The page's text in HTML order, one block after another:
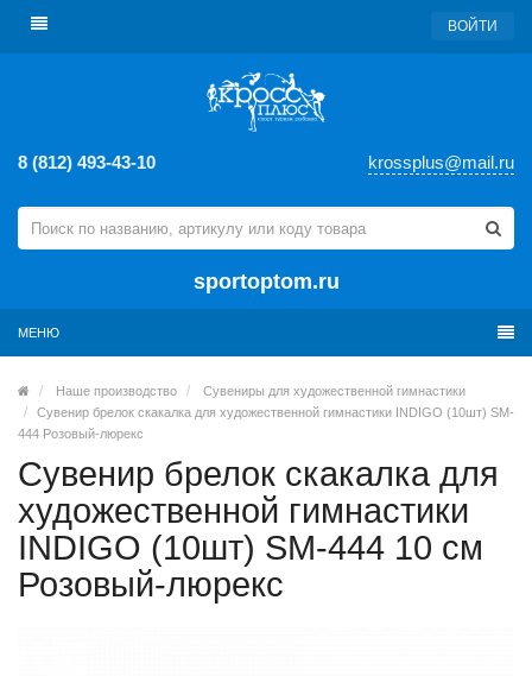
ВОЙТИ
8 (812) 493-43-10 krossplus@mail.ru
sportoptom.ru
МЕНЮ
Наше производство
Сувениры для художественной гимнастики
Сувенир брелок скакалка для художественной гимнастики INDIGO (10шт) SM-
444 Розовый-люрекс
Сувенир брелок скакалка для
художественной гимнастики
INDIGO (10шт) SM-444 10 см
Розовый-люрекс